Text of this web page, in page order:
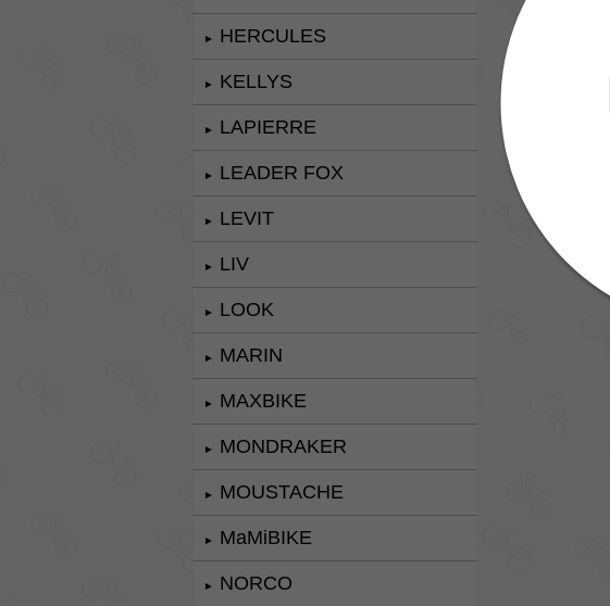
► HERCULES
► KELLYS
► LAPIERRE
► LEADER FOX
► LEVIT
► LIV
► LOOK
► MARIN
► MAXBIKE
► MONDRAKER
► MOUSTACHE
► MaMiBIKE
► NORCO